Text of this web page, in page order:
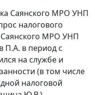
Саянского МРО УНП
налогового
МРО УНП
П.А. в период с
на службе и
(в том числе
налоговой